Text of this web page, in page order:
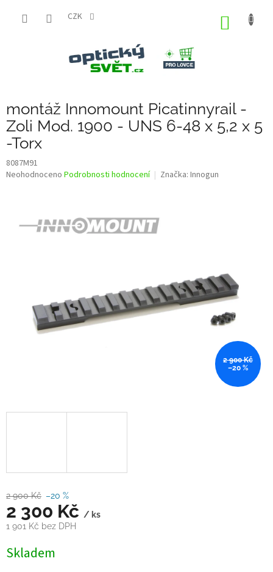
CZK
montáž Innomount Picatinnyrail -
Zoli Mod. 1900 - UNS 6-48 x 5,2 x 5
-Torx
8087M91
Průměrné
Neohodnoceno Podrobnosti hodnocení Značka: Innogun
2 900 Kč
–20 %
2 900 Kč –20 %
2 300 Kč / ks
1 901 Kč bez DPH
cena:
Skladem